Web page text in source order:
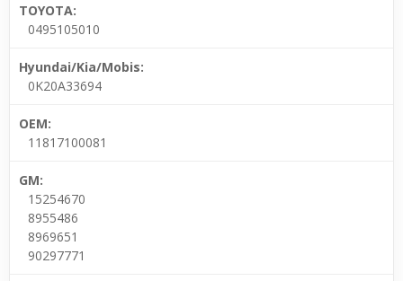
TOYOTA:
0495105010
Hyundai/Kia/Mobis:
0K20A33694
OEM:
11817100081
GM:
15254670
8955486
8969651
90297771